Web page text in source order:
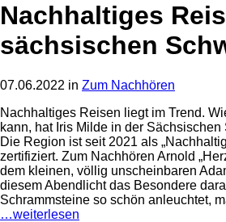
Nachhaltiges
sächsischen
07.06.2022 in Zum Nachhören
Nachhaltiges Reisen liegt im Trend.
kann, hat Iris Milde in der
Die Region ist seit 2021 als
zertifiziert. Zum Nachhören Arnold
dem kleinen, völlig unscheinbaren
diesem Abendlicht das Besondere
Schrammsteine so schön anleuchtet,
…weiterlesen